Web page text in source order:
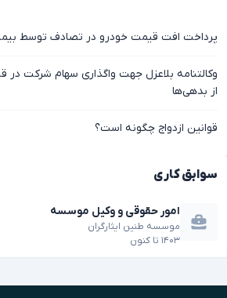
پرداخت افت قیمت خودرو در تصادف توسط
وکالتنامه بلاعزل جهت واگذاری سهام شرکت در
از بدهی‌ها
قوانین ازدواج چگونه است؟
سوابق کاری
امور حقوقی و وکیل موسسه
موسسه طنین ایثارگران
۱۴۰۳ تا کنون